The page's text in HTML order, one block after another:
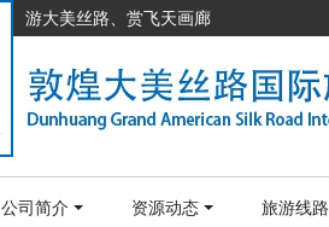
游大美丝路、赏飞天画廊
公司简介 资源动态 旅游线路